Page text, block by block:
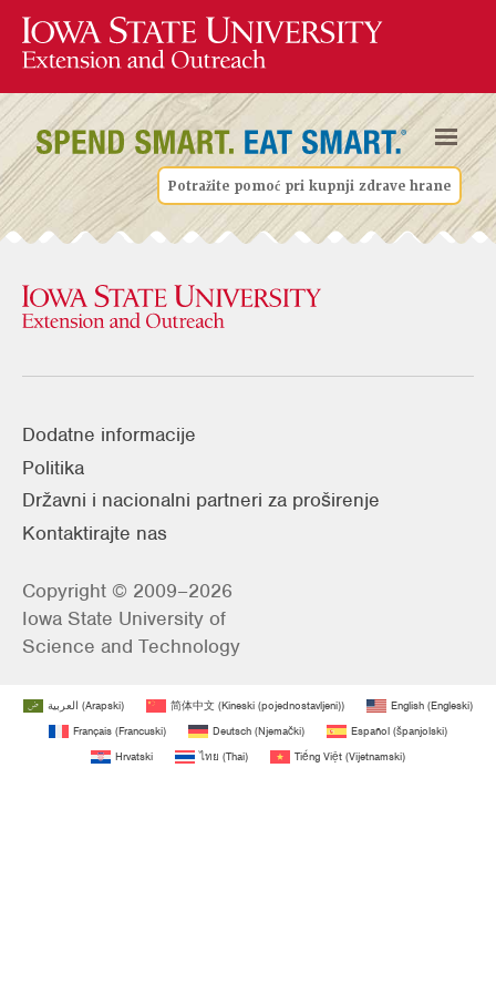
Potražite pomoć pri kupnji zdrave hrane
Dodatne informacije
Politika
Državni i nacionalni partneri za proširenje
Kontaktirajte nas
Copyright © 2009–2026
Iowa State University of
Science and Technology
العربية (Arapski) 简体中文 (Kineski (pojednostavljeni)) English (Engleski)
Français (Francuski) Deutsch (Njemački) Español (španjolski)
Hrvatski
ไทย (Thai) Tiếng Việt (Vijetnamski)